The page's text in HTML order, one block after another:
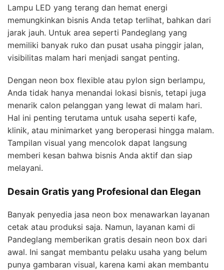
Lampu LED yang terang dan hemat energi
memungkinkan bisnis Anda tetap terlihat, bahkan dari
jarak jauh. Untuk area seperti Pandeglang yang
memiliki banyak ruko dan pusat usaha pinggir jalan,
visibilitas malam hari menjadi sangat penting.
Dengan neon box flexible atau pylon sign berlampu,
Anda tidak hanya menandai lokasi bisnis, tetapi juga
menarik calon pelanggan yang lewat di malam hari.
Hal ini penting terutama untuk usaha seperti kafe,
klinik, atau minimarket yang beroperasi hingga malam.
Tampilan visual yang mencolok dapat langsung
memberi kesan bahwa bisnis Anda aktif dan siap
melayani.
Desain Gratis yang Profesional dan Elegan
Banyak penyedia jasa neon box menawarkan layanan
cetak atau produksi saja. Namun, layanan kami di
Pandeglang memberikan gratis desain neon box dari
awal. Ini sangat membantu pelaku usaha yang belum
punya gambaran visual, karena kami akan membantu